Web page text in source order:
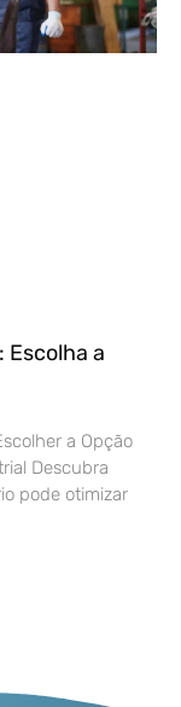
Escolha a
a Opção
Descubra
pode otimizar